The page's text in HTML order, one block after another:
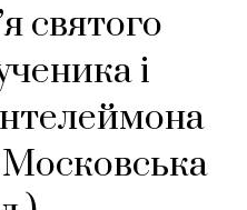
святого
і